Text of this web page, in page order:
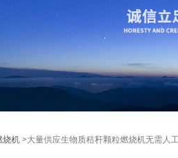
烧机 >大量供应生物质秸秆颗粒燃烧机无需人